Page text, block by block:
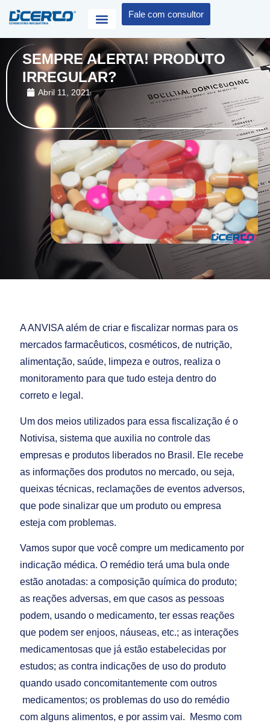
Fale com consultor
SEMPRE ALERTA! PRODUTO
IRREGULAR?
Abril 11, 2021
A ANVISA além de criar e fiscalizar normas para os
mercados farmacêuticos, cosméticos, de nutrição,
alimentação, saúde, limpeza e outros, realiza o
monitoramento para que tudo esteja dentro do
correto e legal.
Um dos meios utilizados para essa fiscalização é o
Notivisa, sistema que auxilia no controle das
empresas e produtos liberados no Brasil. Ele recebe
as informações dos produtos no mercado, ou seja,
queixas técnicas, reclamações de eventos adversos,
que pode sinalizar que um produto ou empresa
esteja com problemas.
Vamos supor que você compre um medicamento por
indicação médica. O remédio terá uma bula onde
estão anotadas: a composição química do produto;
as reações adversas, em que casos as pessoas
podem, usando o medicamento, ter essas reações
que podem ser enjoos, náuseas, etc.; as interações
medicamentosas que já estão estabelecidas por
estudos; as contra indicações de uso do produto
quando usado concomitantemente com outros
medicamentos; os problemas do uso do remédio
com alguns alimentos, e por assim vai. Mesmo com